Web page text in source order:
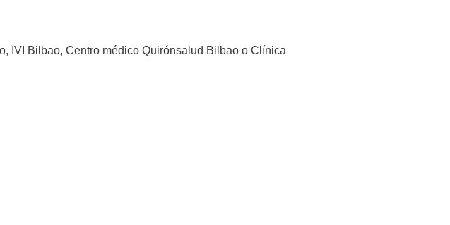
IVI Bilbao, Centro médico Quirónsalud Bilbao o Clínica